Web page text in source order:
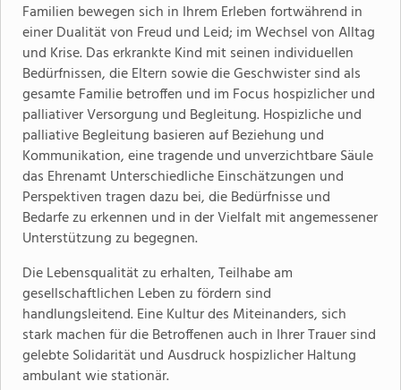
Familien bewegen sich in Ihrem Erleben fortwährend in
einer Dualität von Freud und Leid; im Wechsel von Alltag
und Krise. Das erkrankte Kind mit seinen individuellen
Bedürfnissen, die Eltern sowie die Geschwister sind als
gesamte Familie betroffen und im Focus hospizlicher und
palliativer Versorgung und Begleitung. Hospizliche und
palliative Begleitung basieren auf Beziehung und
Kommunikation, eine tragende und unverzichtbare Säule
das Ehrenamt Unterschiedliche Einschätzungen und
Perspektiven tragen dazu bei, die Bedürfnisse und
Bedarfe zu erkennen und in der Vielfalt mit angemessener
Unterstützung zu begegnen.
Die Lebensqualität zu erhalten, Teilhabe am
gesellschaftlichen Leben zu fördern sind
handlungsleitend. Eine Kultur des Miteinanders, sich
stark machen für die Betroffenen auch in Ihrer Trauer sind
gelebte Solidarität und Ausdruck hospizlicher Haltung
ambulant wie stationär.